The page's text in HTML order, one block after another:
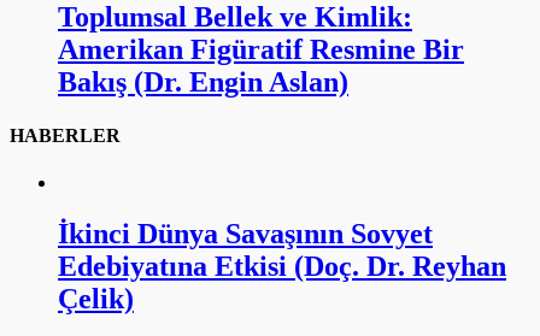
Toplumsal Bellek ve Kimlik:
Amerikan Figüratif Resmine Bir
Bakış (Dr. Engin Aslan)
HABERLER
İkinci Dünya Savaşının Sovyet
Edebiyatına Etkisi (Doç. Dr. Reyhan
Çelik)